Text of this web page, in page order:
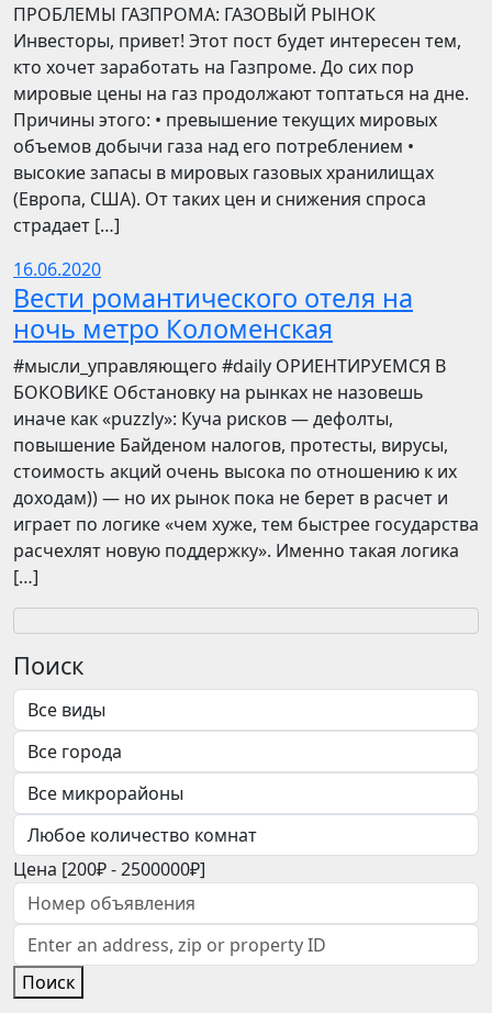
ПРОБЛЕМЫ ГАЗПРОМА: ГАЗОВЫЙ РЫНОК
Инвесторы, привет! Этот пост будет интересен тем,
кто хочет заработать на Газпроме. До сих пор
мировые цены на газ продолжают топтаться на дне.
Причины этого: • превышение текущих мировых
объемов добычи газа над его потреблением •
высокие запасы в мировых газовых хранилищах
(Европа, США). От таких цен и снижения спроса
страдает […]
16.06.2020
Вести романтического отеля на
ночь метро Коломенская
​​#мысли_управляющего #daily ОРИЕНТИРУЕМСЯ В
БОКОВИКЕ Обстановку на рынках не назовешь
иначе как «puzzly»: Куча рисков — дефолты,
повышение Байденом налогов, протесты, вирусы,
стоимость акций очень высока по отношению к их
доходам)) — но их рынок пока не берет в расчет и
играет по логике «чем хуже, тем быстрее государства
расчехлят новую поддержку». Именно такая логика
[…]
Поиск
Цена [200₽-2500000₽]
Поиск